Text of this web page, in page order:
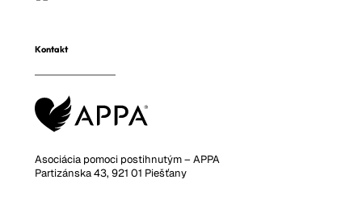
Kontakt
Asociácia pomoci postihnutým – APPA
Partizánska 43, 921 01 Piešťany